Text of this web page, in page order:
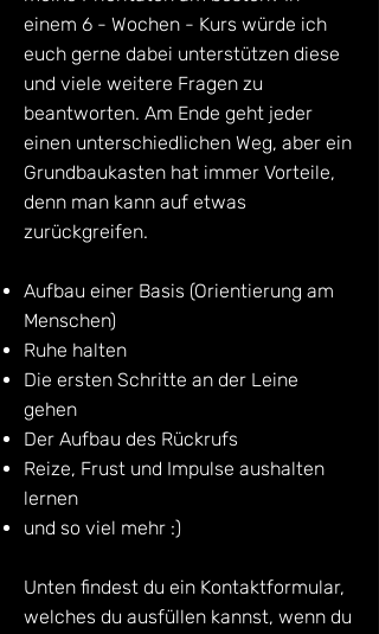
einem 6 - Wochen - Kurs würde ich
euch gerne dabei unterstützen diese
und viele weitere Fragen zu
beantworten. Am Ende geht jeder
einen unterschiedlichen Weg, aber ein
Grundbaukasten hat immer Vorteile,
denn man kann auf etwas
zurückgreifen.
Aufbau einer Basis (Orientierung am
Menschen)
Ruhe halten
Die ersten Schritte an der Leine
gehen
Der Aufbau des Rückrufs
Reize, Frust und Impulse aushalten
lernen
und so viel mehr :)
Unten findest du ein Kontaktformular,
welches du ausfüllen kannst, wenn du